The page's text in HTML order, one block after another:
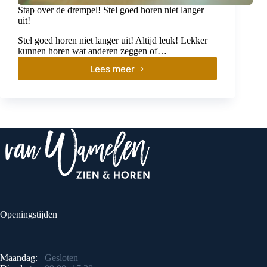
Stap over de drempel! Stel goed horen niet langer
uit!
Stel goed horen niet langer uit! Altijd leuk! Lekker
kunnen horen wat anderen zeggen of…
Lees meer
Stap
goed
horen
niet
langer
uit!
Openingstijden
Maandag:
Gesloten